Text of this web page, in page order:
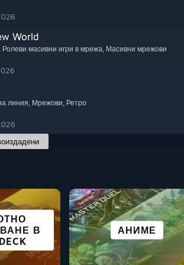
World
, Ролеви масивни игри в мрежа, Масивни мрежови
линия, Мрежови, Ретро
В
АНИМЕ
СИМУЛАТОР
ЕКШЪНИ
НЕАНГАЖИРАЩА